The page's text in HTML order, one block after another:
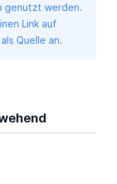
genutzt werden.
Link auf
Quelle an.